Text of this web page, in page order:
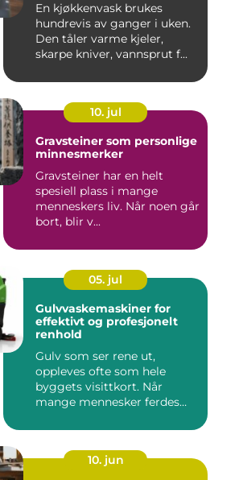
En kjøkkenvask brukes
hundrevis av ganger i uken.
Den tåler varme kjeler,
skarpe kniver, vannsprut f...
10. jul
Gravsteiner som personlige
minnesmerker
Gravsteiner har en helt
spesiell plass i mange
menneskers liv. Når noen går
bort, blir v...
05. jul
Gulvvaskemaskiner for
effektivt og profesjonelt
renhold
Gulv som ser rene ut,
oppleves ofte som hele
byggets visittkort. Når
mange mennesker ferdes
10. jun